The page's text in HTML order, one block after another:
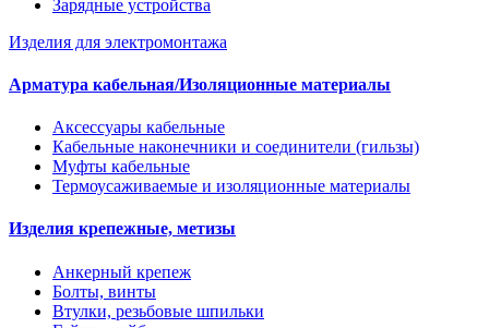
Зарядные устройства
Изделия для электромонтажа
Арматура кабельная/Изоляционные материалы
Аксессуары кабельные
Кабельные наконечники и соединители (гильзы)
Муфты кабельные
Термоусаживаемые и изоляционные материалы
Изделия крепежные, метизы
Анкерный крепеж
Болты, винты
Втулки, резьбовые шпильки